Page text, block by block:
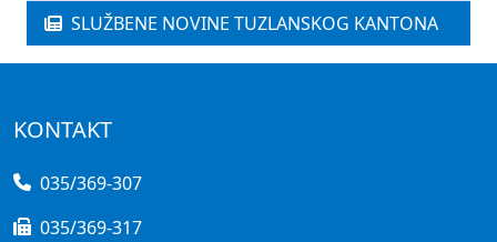
SLUŽBENE NOVINE TUZLANSKOG KANTONA
KONTAKT
035/369-307
035/369-317